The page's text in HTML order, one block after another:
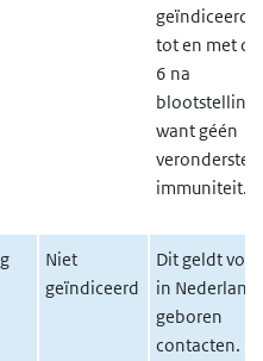
geïndiceerd
tot en met
6 na
blootstelling,
want géén
immuniteit.
Niet
geïndiceerd
Dit geldt voor
in Nederland
geboren
contacten.